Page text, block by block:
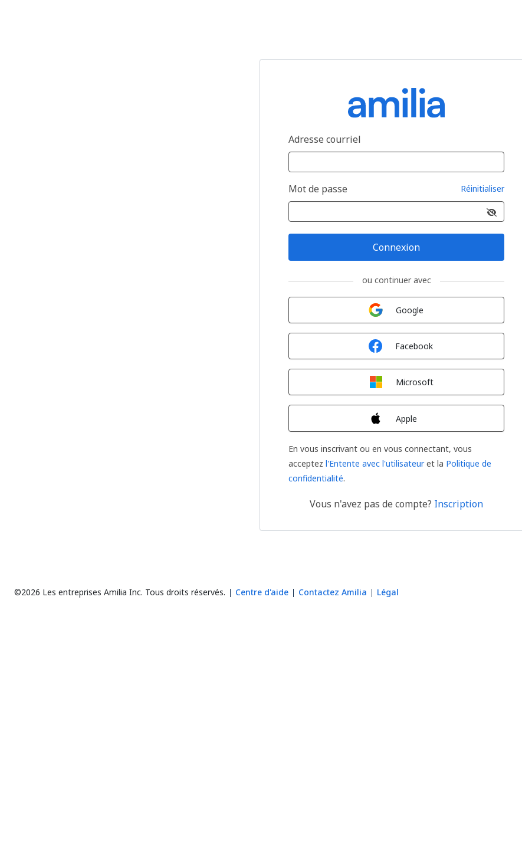
Adresse courriel
Mot de passe Réinitialiser
Connexion
ou continuer avec
Google
Facebook
Microsoft
Apple
En vous inscrivant ou en vous connectant, vous
acceptez l'Entente avec l'utilisateuret la Politique de
confidentialité.
Vous n'avez pas de compte? Inscription
©2026 Les entreprises Amilia Inc. Tous droits réservés. Centre d'aide Contactez Amilia Légal